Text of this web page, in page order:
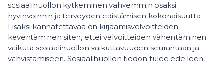
sosiaalihuollon kytkeminen vahvemmin osaksi
hyvinvoinnin ja terveyden edistämisen kokonaisuutta.
Lisäksi kannatettavaa on kirjaamisvelvoitteiden
keventäminen siten, ettei velvoitteiden vähentäminen
vaikuta sosiaalihuollon vaikuttavuuden seurantaan ja
vahvistamiseen. Sosiaalihuollon tiedon tulee edelleen